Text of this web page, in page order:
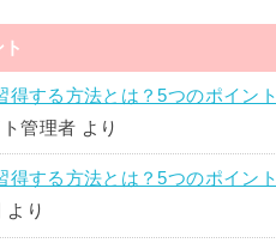
得する方法とは？5つのポイント
管理者 より
得する方法とは？5つのポイント
より